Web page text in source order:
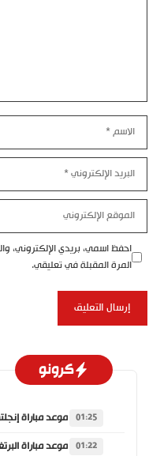
احفظ اسمي، بريدي الإلكتروني،
المرة المقبلة في تعليقي.
كرونو
01:25
01:22